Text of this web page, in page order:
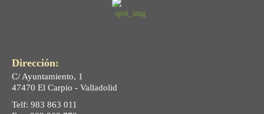
Dirección:
C/ Ayuntamiento, 1
47470 El Carpio - Valladolid
Telf: 983 863 011